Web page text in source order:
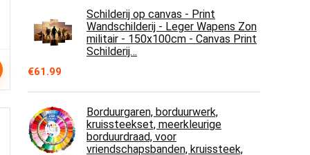
Schilderij op canvas - Print
Wandschilderij - Leger Wapens Zon
militair - 150x100cm - Canvas Print
Schilderij…
€61.99
Borduurgaren, borduurwerk,
kruissteekset, meerkleurige
borduurdraad, voor
vriendschapsbanden, kruissteek,